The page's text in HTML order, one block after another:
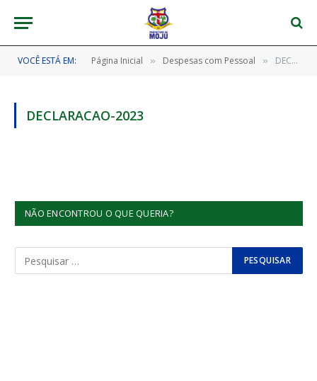
VOCÊ ESTÁ EM: Página Inicial » Despesas com Pessoal » DECLARACAO-2023
DECLARACAO-2023
NÃO ENCONTROU O QUE QUERIA?